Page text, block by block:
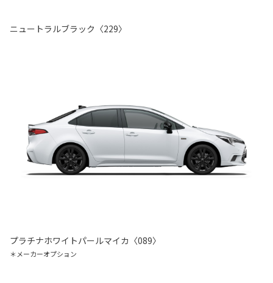
ニュートラルブラック〈229〉
プラチナホワイトパールマイカ〈089〉
＊メーカーオプション